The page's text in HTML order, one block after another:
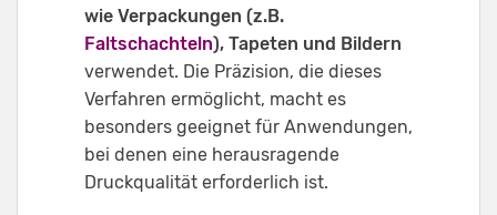
wie Verpackungen (z.B.
Faltschachteln), Tapeten und Bildern
verwendet. Die Präzision, die dieses
Verfahren ermöglicht, macht es
besonders geeignet für Anwendungen,
bei denen eine herausragende
Druckqualität erforderlich ist.